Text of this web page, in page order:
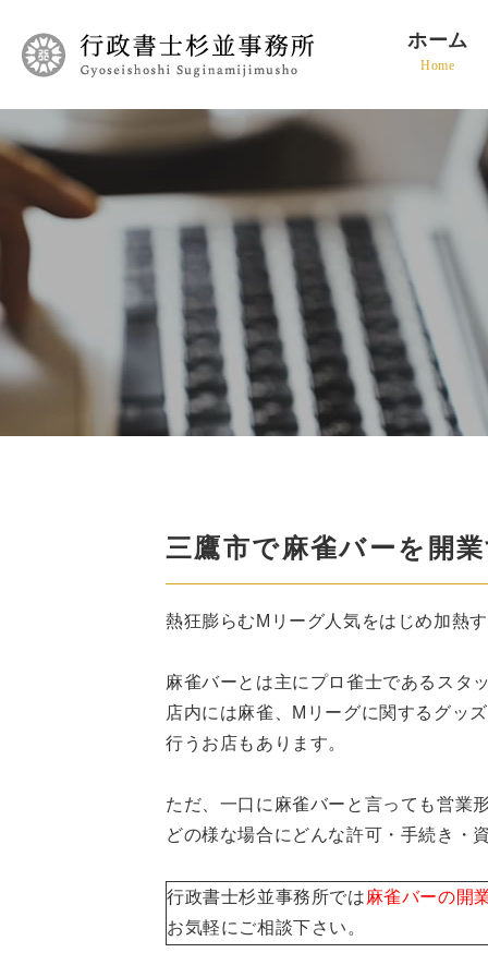
ホーム
Home
三鷹市で麻雀バーを開
熱狂膨らむMリーグ人気をはじめ加熱
麻雀バーとは主にプロ雀士であるスタ
店内には麻雀、Mリーグに関するグッ
行うお店もあります。
ただ、一口に麻雀バーと言っても営業
どの様な場合にどんな許可・手続き・
行政書士杉並事務所では麻雀バーの開
お気軽にご相談下さい。